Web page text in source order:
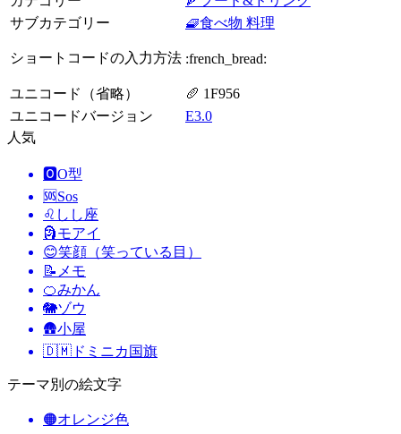
サブカテゴリー
🧇食べ物 料理
ショートコードの入力方法 :french_bread:
ユニコード（省略）
🥖 1F956
ユニコードバージョン
E3.0
人気
🅾️O型
🆘Sos
♌ しし座
🗿モアイ
😊笑顔（笑っている目）
📝 メモ
🍊みかん
🐘ゾウ
🛖小屋
🇩🇲 ドミニカ国旗
テーマ別の絵文字
🟠オレンジ色